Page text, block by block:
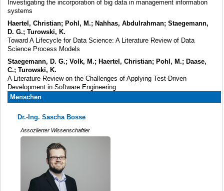
Investigating the incorporation of big data in management information
systems
Haertel, Christian; Pohl, M.; Nahhas, Abdulrahman; Staegemann,
D. G.; Turowski, K.
Toward A Lifecycle for Data Science: A Literature Review of Data
Science Process Models
Staegemann, D. G.; Volk, M.; Haertel, Christian; Pohl, M.; Daase,
C.; Turowski, K.
A Literature Review on the Challenges of Applying Test-Driven
Development in Software Engineering
Menschen
Dr.-Ing. Sascha Bosse
Assoziierter Wissenschaftler